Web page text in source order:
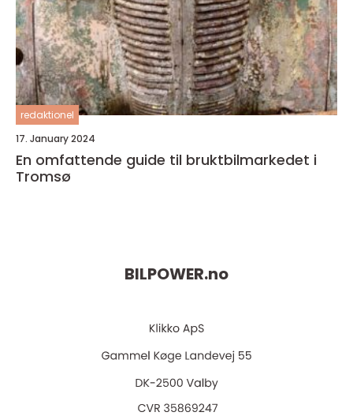
redaktionel
17. January 2024
En omfattende guide til bruktbilmarkedet i
Tromsø
BILPOWER.no